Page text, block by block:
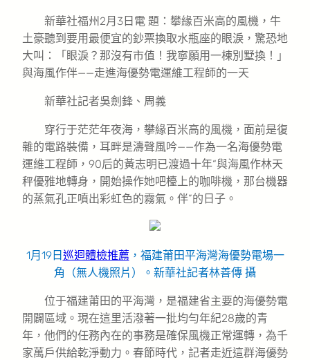
新華社福州2月3日電 題：攀緣百米高的風機，牛
土豪聽到要用最便宜的鈔票換取水瓶座的眼淚，驚恐地
大叫：「眼淚？那沒有市值！我寧願用一棟別墅換！」
與海風作伴——走進海優勢電運維工程師的一天
新華社記者吳劍鋒、周義
穿行于茫茫年夜海，攀緣百米高的風機，面前是復
雜的電路裝備，耳畔是濤聲風吟——作為一名海優勢電
運維工程師，90后的黃志明已渡過十年“與海風作林天
秤優雅地轉身，開始操作她吧檯上的咖啡機，那台機器
的蒸氣孔正噴出彩虹色的霧氣。伴”的日子。
1月19日 巡迴體檢推薦 ，福建莆田平海灣海優勢電場一
角（無人機照片）。新華社記者林善傳 攝
位于福建莆田的平海灣，是福建省主要的海優勢電
開闢區域。現在這里活潑著一批均勻年紀28歲的青
年，他們的任務內在的事務是確保風機正常運轉，為千
家萬戶供給乾淨動力。春節時代，記者走近這群海優勢